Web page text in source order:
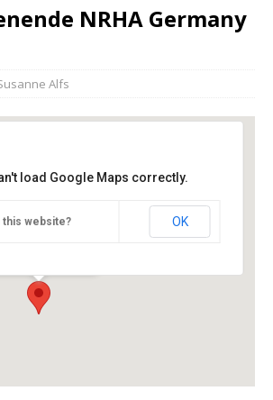
NRHA Germany
Alfs
Matheshof
load Google Maps correctly.
this website? OK